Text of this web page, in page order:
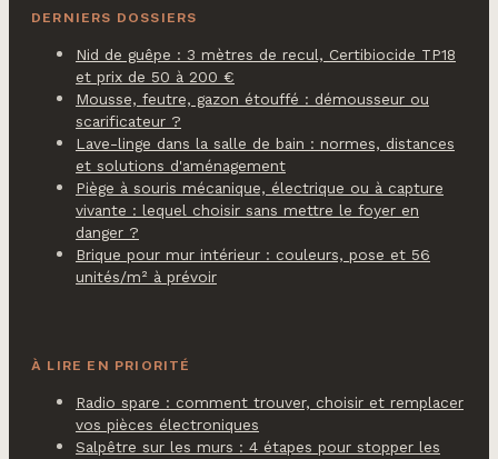
DERNIERS DOSSIERS
Nid de guêpe : 3 mètres de recul, Certibiocide TP18
et prix de 50 à 200 €
Mousse, feutre, gazon étouffé : démousseur ou
scarificateur ?
Lave-linge dans la salle de bain : normes, distances
et solutions d'aménagement
Piège à souris mécanique, électrique ou à capture
vivante : lequel choisir sans mettre le foyer en
danger ?
Brique pour mur intérieur : couleurs, pose et 56
unités/m² à prévoir
À LIRE EN PRIORITÉ
Radio spare : comment trouver, choisir et remplacer
vos pièces électroniques
Salpêtre sur les murs : 4 étapes pour stopper les